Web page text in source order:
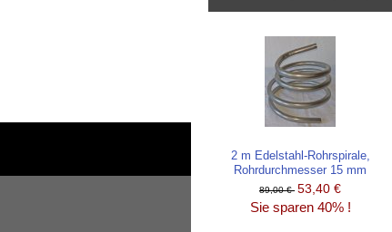
2 m Edelstahl-Rohrspirale,
Rohrdurchmesser 15 mm
89,00 € 53,40 €
Sie sparen 40% !